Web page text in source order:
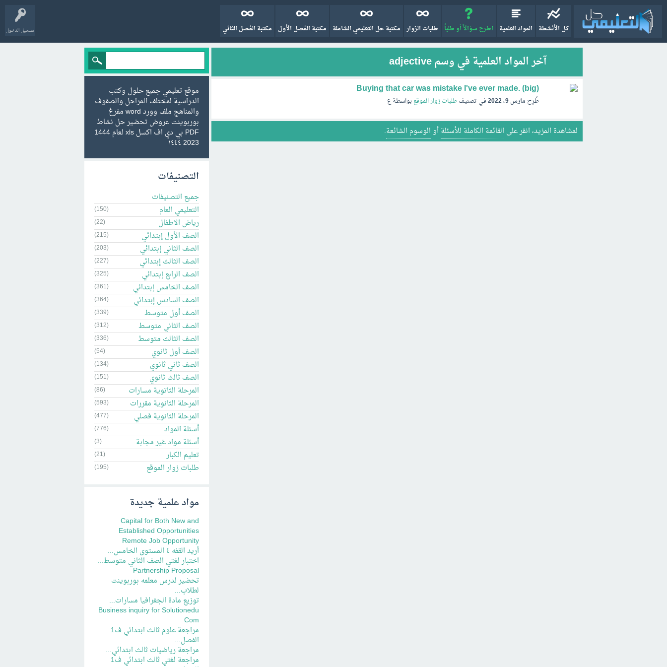
تسجيل الدخول كل الأنشطة المواد العلمية اطرح سؤالاً أو طلباً طلبات الزوار مكتبة حل التعليمي الشاملة مكتبة الفصل الأول مكتبة الفصل الثاني
آخر المواد العلمية في وسم adjective
Buying that car was mistake I've ever made. (big)
طُرِح مارس 9، 2022 في تصنيفطلبات زوار الموقعبواسطةع
لمشاهدة المزيد، انقر على القائمة الكاملة للأسئلةأوالوسوم الشائعة.
موقع تعليمي جميع حلول وكتب
الدراسية لمختلف المراحل والصفوف
والمناهج ملف وورد word مفرغ
بوربوينت عروض تحضير حل نشاط
PDF بي دي اف اكسل xls لعام 1444
2023 ١٤٤٤
التصنيفات
جميع التصنيفات
التعليمي العام
(150)
رياض الاطفال (22)
الصف الأول إبتدائي (215)
الصف الثاني إبتدائي (203)
الصف الثالث إبتدائي (227)
الصف الرابع إبتدائي (325)
الصف الخامس إبتدائي (361)
الصف السادس إبتدائي (364)
الصف أول متوسط (339)
الصف الثاني متوسط (312)
الصف الثالث متوسط (336)
الصف أول ثانوي (54)
الصف ثاني ثانوي (134)
الصف ثالث ثانوي (151)
المرحلة الثاتوية مسارات (86)
المرحلة الثانوية مقررات (593)
المرحلة الثانوية فصلي (477)
أسئلة المواد (776)
أسئلة مواد غير مجابة (3)
تعليم الكبار (21)
طلبات زوار الموقع (195)
مواد علمية جديدة
Capital for Both New and
Established Opportunities
Remote Job Opportunity
أريد القفه ٤ المستوى الخامس...
اختبار لغتي الصف الثاني متوسط...
Partnership Proposal
تحضير لدرس معلمه بوربوينت
لطلاب...
توزيع مادة الجغرافيا مسارات...
Business inquiry for Solutionedu
Com
مراجعة علوم ثالث ابتدائي ف1
الفصل...
مراجعة رياضيات ثالث ابتدائي...
مراجعة لغتي ثالث ابتدائي ف1